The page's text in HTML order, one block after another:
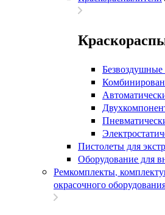
Безвоздушные
Пистолеты для
Оборудование для
Ремкомплекты,
окрасочного